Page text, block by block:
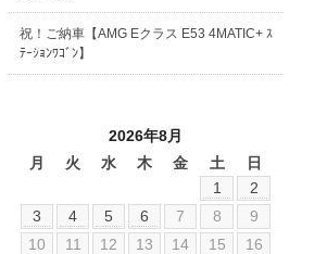
祝！ご納車【AMG Eクラス E53 4MATIC+ ｽ
ﾃｰｼｮﾝﾜｺﾞﾝ】
2026年8月
月
火 水 木 金 土
日
1
2
3
4 5 6 7 8
9
10
11 12 13 14 15
16